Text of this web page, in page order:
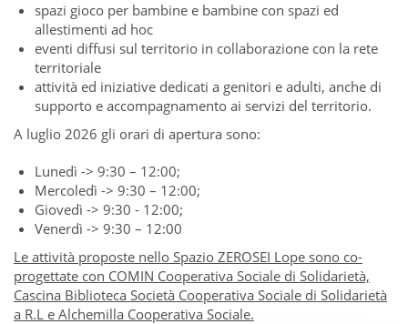
spazi gioco per bambine e bambine con spazi ed
allestimenti ad hoc
eventi diffusi sul territorio in collaborazione con la rete
territoriale
attività ed iniziative dedicati a genitori e adulti, anche di
supporto e accompagnamento ai servizi del territorio.
A luglio 2026 gli orari di apertura sono:
Lunedì -> 9:30 – 12:00;
Mercoledì -> 9:30 – 12:00;
Giovedì -> 9:30 - 12:00;
Venerdì -> 9:30 – 12:00
Le attività proposte nello Spazio ZEROSEI Lope sono co-
progettate con COMIN Cooperativa Sociale di Solidarietà,
Cascina Biblioteca Società Cooperativa Sociale di Solidarietà
a R.L e Alchemilla Cooperativa Sociale.